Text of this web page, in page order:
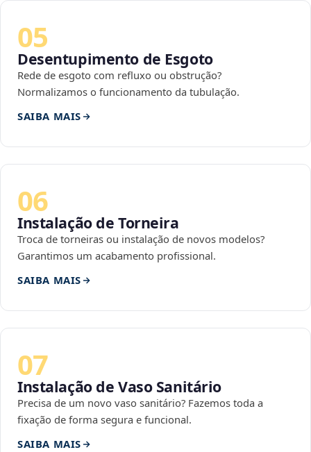
05
Desentupimento de Esgoto
Rede de esgoto com refluxo ou obstrução?
Normalizamos o funcionamento da tubulação.
SAIBA MAIS
06
Instalação de Torneira
Troca de torneiras ou instalação de novos modelos?
Garantimos um acabamento profissional.
SAIBA MAIS
07
Instalação de Vaso Sanitário
Precisa de um novo vaso sanitário? Fazemos toda a
fixação de forma segura e funcional.
SAIBA MAIS